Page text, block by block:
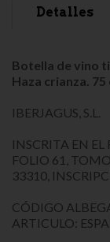
Detalles
Botella de vino
Haza crianza. 75
IBERJAGUS, S.L.
INSCRITA EN EL
FOLIO 61,
33310,
CÓDIGO
ARTICULO: